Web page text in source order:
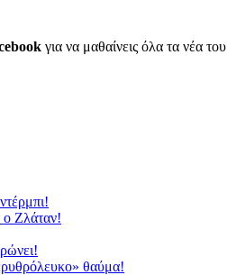
για να μαθαίνεις όλα τα νέα του
ο Ζλάταν!
θαύμα!